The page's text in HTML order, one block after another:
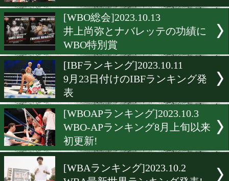
[WBO-APランキング
WBO-AP最新ランキング発
[OPBFランキング
竹迫司登がOPBF王者返り
[WBO総会]2023.10.13
井上尚弥とナバレッテの功
WBO特別賞